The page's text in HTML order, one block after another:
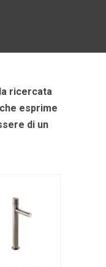
ricercata
esprime
di un